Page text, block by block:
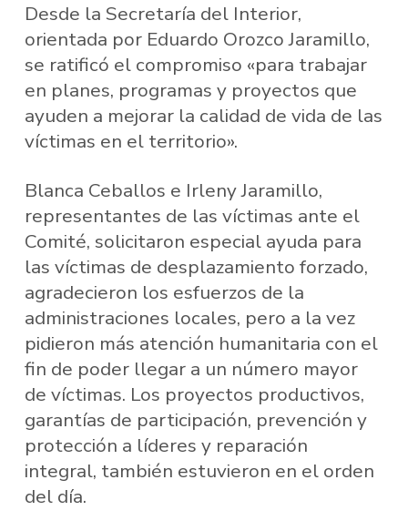
Desde la Secretaría del Interior,
orientada por Eduardo Orozco Jaramillo,
se ratificó el compromiso «para trabajar
en planes, programas y proyectos que
ayuden a mejorar la calidad de vida de las
víctimas en el territorio».
Blanca Ceballos e Irleny Jaramillo,
representantes de las víctimas ante el
Comité, solicitaron especial ayuda para
las víctimas de desplazamiento forzado,
agradecieron los esfuerzos de la
administraciones locales, pero a la vez
pidieron más atención humanitaria con el
fin de poder llegar a un número mayor
de víctimas. Los proyectos productivos,
garantías de participación, prevención y
protección a líderes y reparación
integral, también estuvieron en el orden
del día.